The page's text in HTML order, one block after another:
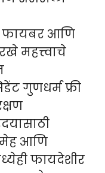
फायबर आणि
महत्त्वाचे
गुणधर्म फ्री
आणि
फायदेशीर